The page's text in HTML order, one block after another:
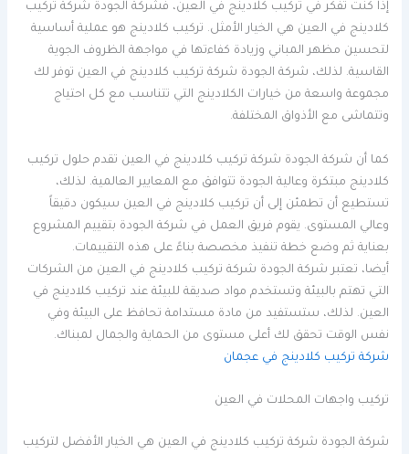
إذا كنت تفكر في تركيب كلادينج في العين، فشركة الجودة شركة تركيب
كلادينج في العين هي الخيار الأمثل. تركيب كلادينج هو عملية أساسية
لتحسين مظهر المباني وزيادة كفاءتها في مواجهة الظروف الجوية
القاسية. لذلك، شركة الجودة شركة تركيب كلادينج في العين توفر لك
مجموعة واسعة من خيارات الكلادينج التي تتناسب مع كل احتياج
وتتماشى مع الأذواق المختلفة.
كما أن شركة الجودة شركة تركيب كلادينج في العين تقدم حلول تركيب
كلادينج مبتكرة وعالية الجودة تتوافق مع المعايير العالمية. لذلك،
تستطيع أن تطمئن إلى أن تركيب كلادينج في العين سيكون دقيقاً
وعالي المستوى. يقوم فريق العمل في شركة الجودة بتقييم المشروع
بعناية ثم وضع خطة تنفيذ مخصصة بناءً على هذه التقييمات.
أيضا، تعتبر شركة الجودة شركة تركيب كلادينج في العين من الشركات
التي تهتم بالبيئة وتستخدم مواد صديقة للبيئة عند تركيب كلادينج في
العين. لذلك، ستستفيد من مادة مستدامة تحافظ على البيئة وفي
نفس الوقت تحقق لك أعلى مستوى من الحماية والجمال لمبناك.
شركة تركيب كلادينج في عجمان
تركيب واجهات المحلات في العين
شركة الجودة شركة تركيب كلادينج في العين هي الخيار الأفضل لتركيب